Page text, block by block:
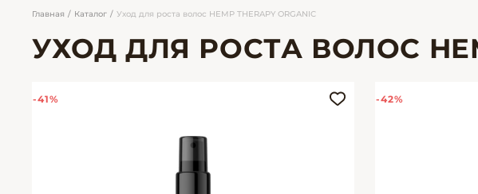
ПОИСК
Главная Каталог Уход для роста волос HEMP THERAPY ORGANIC
УХОД ДЛЯ РОСТА ВОЛОС
-41% -42%